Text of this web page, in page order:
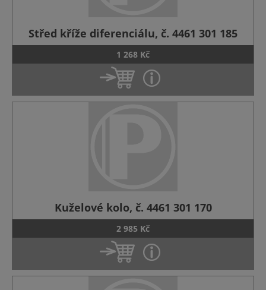
Střed kříže diferenciálu, č. 4461 301 185
1 268 Kč
Kuželové kolo, č. 4461 301 170
2 985 Kč